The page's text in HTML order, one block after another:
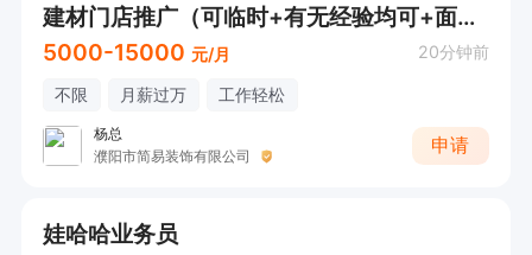
建材门店推广（可临时+有无经验均可+面试直接打电话）
5000-15000 元/月 20分钟前
不限 月薪过万 工作轻松
杨总
濮阳市简易装饰有限公司
申请
娃哈哈业务员